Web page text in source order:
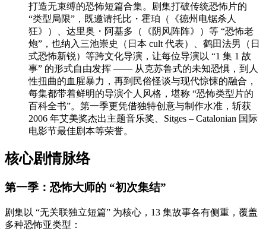
打造无束缚的恐怖短篇合集。剧集打破传统恐怖片的
“类型局限”，既邀请托比・霍珀（《德州电锯杀人
狂》）、达里奥・阿基多（《阴风阵阵》）等 “恐怖老
炮”，也纳入三池崇史（日本 cult 代表）、鹤田法男（日
式恐怖新锐）等跨文化导演，让每位导演以 “1 集 1 故
事” 的形式自由发挥 —— 从克苏鲁式的未知恐惧，到人
性扭曲的血腥暴力，再到民俗怪谈与现代惊悚的融合，
每集都带着鲜明的导演个人风格，堪称 “恐怖类型片的
百科全书”。第一季更凭借独特创意与制作水准，斩获
2006 年艾美奖杰出主题音乐奖、Sitges – Catalonian 国际
电影节最佳剧本等荣誉。
核心剧情脉络
第一季：恐怖大师的 “初次集结”
剧集以 “无关联独立短篇” 为核心，13 集故事各有侧重，覆盖
多种恐怖亚类型：